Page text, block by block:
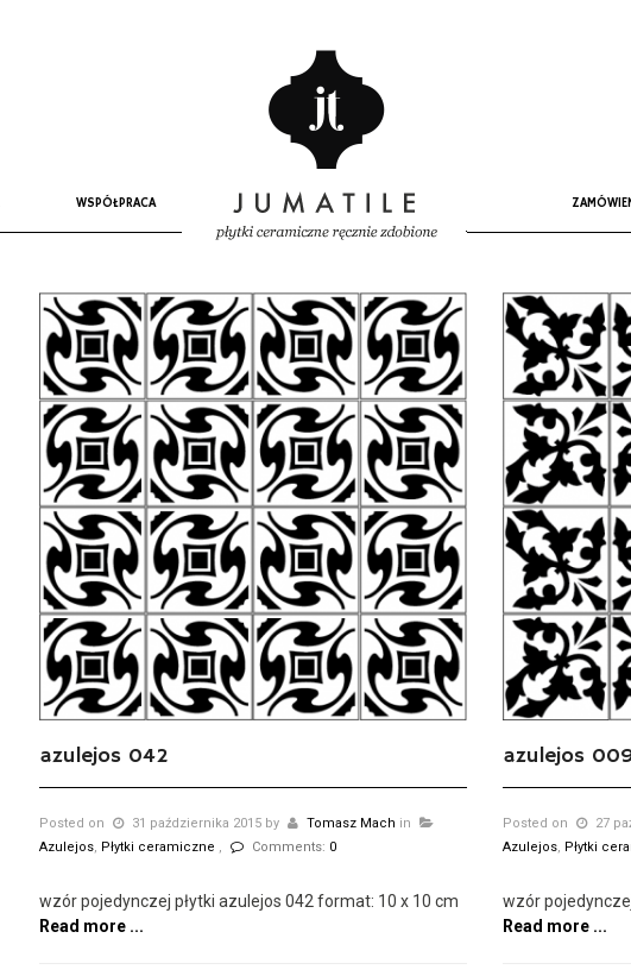
WSPÓŁPRACA
azulejos 042
Posted on 31 października 2015 by Tomasz Mach in
Azulejos, Płytki ceramiczne , Comments: 0
wzór pojedynczej płytki azulejos 042 format: 10 x 10 cm
Read more ...
azulejos
Posted on 27
Azulejos, Płytki
wzór
Read more ...